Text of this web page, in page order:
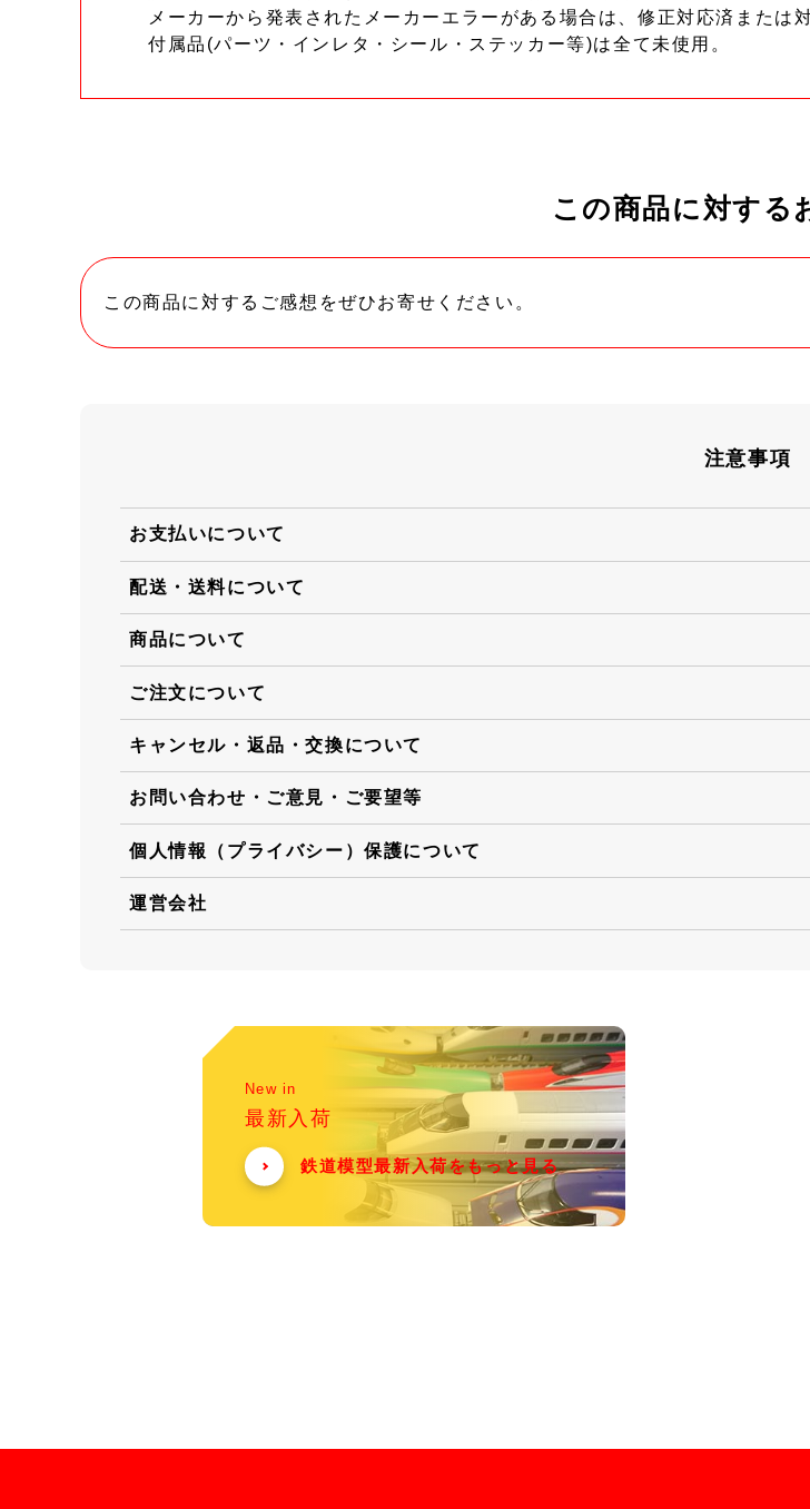
メーカーから発表されたメーカーエラーがある場合は、修正対応済または
付属品(パーツ・インレタ・シール・ステッカー等)は全て未使用。
この商品に対する
この商品に対するご感想をぜひお寄せください。
注意事項
お支払いについて
配送・送料について
商品について
ご注文について
キャンセル・返品・交換について
お問い合わせ・ご意見・ご要望等
個人情報（プライバシー）保護について
運営会社
New in
最新入荷
鉄道模型最新入荷をもっと見る